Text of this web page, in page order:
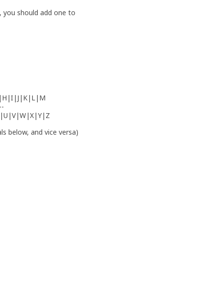
you should add one to
below, and vice versa)